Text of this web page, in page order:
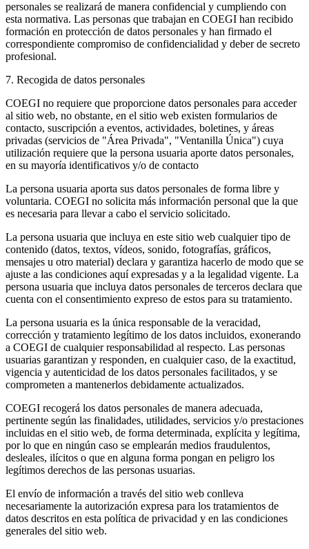
personales se realizará de manera confidencial y cumpliendo con
esta normativa. Las personas que trabajan en COEGI han recibido
formación en protección de datos personales y han firmado el
correspondiente compromiso de confidencialidad y deber de secreto
profesional.
7. Recogida de datos personales
COEGI no requiere que proporcione datos personales para acceder
al sitio web, no obstante, en el sitio web existen formularios de
contacto, suscripción a eventos, actividades, boletines, y áreas
privadas (servicios de "Área Privada", "Ventanilla Única") cuya
utilización requiere que la persona usuaria aporte datos personales,
en su mayoría identificativos y/o de contacto
La persona usuaria aporta sus datos personales de forma libre y
voluntaria. COEGI no solicita más información personal que la que
es necesaria para llevar a cabo el servicio solicitado.
La persona usuaria que incluya en este sitio web cualquier tipo de
contenido (datos, textos, vídeos, sonido, fotografías, gráficos,
mensajes u otro material) declara y garantiza hacerlo de modo que se
ajuste a las condiciones aquí expresadas y a la legalidad vigente. La
persona usuaria que incluya datos personales de terceros declara que
cuenta con el consentimiento expreso de estos para su tratamiento.
La persona usuaria es la única responsable de la veracidad,
corrección y tratamiento legítimo de los datos incluidos, exonerando
a COEGI de cualquier responsabilidad al respecto. Las personas
usuarias garantizan y responden, en cualquier caso, de la exactitud,
vigencia y autenticidad de los datos personales facilitados, y se
comprometen a mantenerlos debidamente actualizados.
COEGI recogerá los datos personales de manera adecuada,
pertinente según las finalidades, utilidades, servicios y/o prestaciones
incluidas en el sitio web, de forma determinada, explícita y legítima,
por lo que en ningún caso se emplearán medios fraudulentos,
desleales, ilícitos o que en alguna forma pongan en peligro los
legítimos derechos de las personas usuarias.
El envío de información a través del sitio web conlleva
necesariamente la autorización expresa para los tratamientos de
datos descritos en esta política de privacidad y en las condiciones
generales del sitio web.